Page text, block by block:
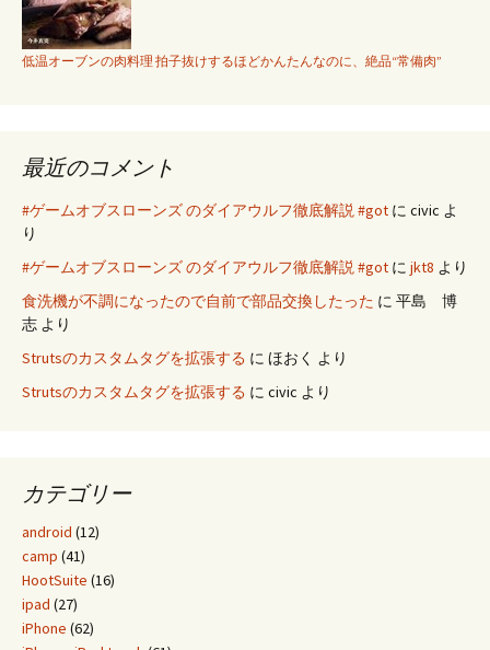
低温オーブンの肉料理 拍子抜けするほどかんたんなのに、絶品“常備肉”
最近のコメント
#ゲームオブスローンズ のダイアウルフ徹底解説 #got に civic よ
り
#ゲームオブスローンズ のダイアウルフ徹底解説 #got に jkt8 より
食洗機が不調になったので自前で部品交換したった に 平島 博
志 より
Strutsのカスタムタグを拡張する に ほおく より
Strutsのカスタムタグを拡張する に civic より
カテゴリー
android (12)
camp (41)
HootSuite (16)
ipad (27)
iPhone (62)